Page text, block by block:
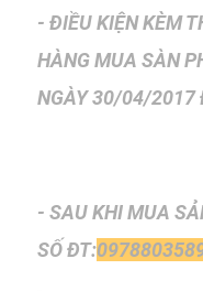
- ĐIỀU KIỆN KÈM
HÀNGMUA SÀN
NGÀY30/04/2017
- SAU KHI MUA
SỐĐT: